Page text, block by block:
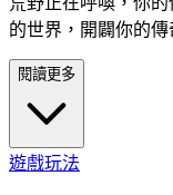
的世界，開闢你的傳
閱讀更多
遊戲玩法